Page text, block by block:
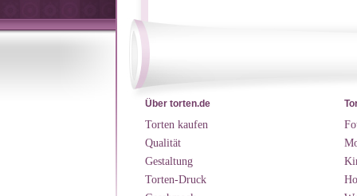
Über torten.de
Torten kaufen
Qualität
Gestaltung
Torten-Druck